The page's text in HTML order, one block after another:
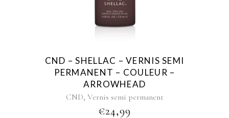
CND – SHELLAC – VERNIS SEMI
PERMANENT – COULEUR –
ARROWHEAD
CND, Vernis semi permanent
€24,99